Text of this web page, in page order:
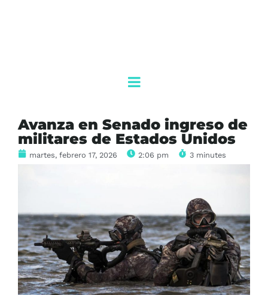
Avanza en Senado ingreso de
militares de Estados Unidos
martes, febrero 17, 2026 2:06 pm 3 minutes